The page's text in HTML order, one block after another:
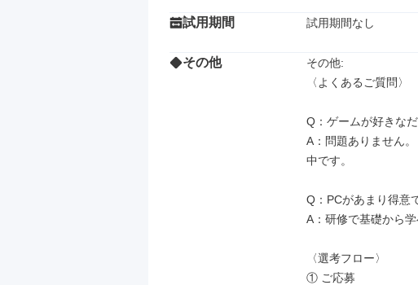
試用期間 試用期間なし
その他
その他:
〈よくあるご質問〉
Q：ゲームが好きな
A：問題ありません
中です。
Q：PCがあまり得意
A：研修で基礎から
〈選考フロー〉
① ご応募